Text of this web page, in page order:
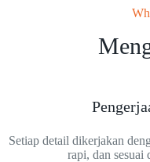
Setiap detail dikerjakan
rapi, dan sesuai